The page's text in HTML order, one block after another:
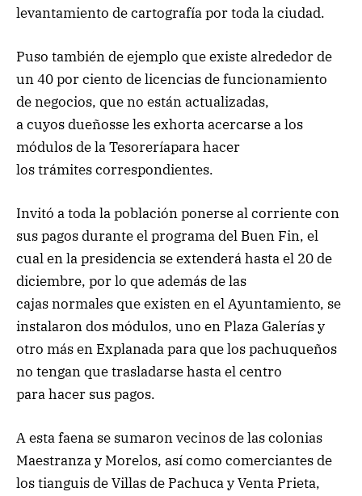
levantamiento de cartografía por toda la ciudad.
Puso también de ejemplo que existe alrededor de
un 40 por ciento de licencias de funcionamiento
de negocios, que no están actualizadas,
a cuyos dueñosse les exhorta acercarse a los
módulos de la Tesoreríapara hacer
los trámites correspondientes.
Invitó a toda la población ponerse al corriente con
sus pagos durante el programa del Buen Fin, el
cual en la presidencia se extenderá hasta el 20 de
diciembre, por lo que además de las
cajas normales que existen en el Ayuntamiento, se
instalaron dos módulos, uno en Plaza Galerías y
otro más en Explanada para que los pachuqueños
no tengan que trasladarse hasta el centro
para hacer sus pagos.
A esta faena se sumaron vecinos de las colonias
Maestranza y Morelos, así como comerciantes de
los tianguis de Villas de Pachuca y Venta Prieta,